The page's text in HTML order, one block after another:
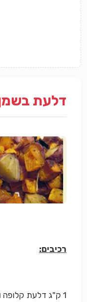
דלעת בשמן
רכיבים: